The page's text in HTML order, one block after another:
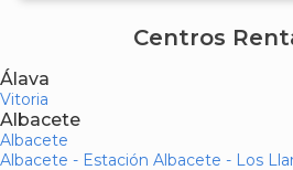
Centros
Álava
Vitoria
Albacete
Albacete
Albacete - Estación Albacete - Los